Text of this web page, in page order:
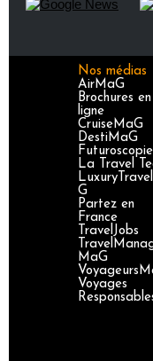
Nos médias
AirMaG
Brochures en
ligne
CruiseMaG
DestiMaG
Futuroscopie
La Travel
G
Partez en
France
TravelJobs
MaG
Voyages